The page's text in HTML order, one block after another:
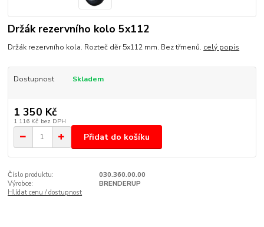
Držák rezervního kolo 5x112
Držák rezervního kola. Rozteč děr 5x112 mm. Bez třmenů. celý popis
Dostupnost Skladem
1 350 Kč
1 116 Kč bez DPH
Přidat do košíku
Číslo produktu:
030.360.00.00
Výrobce:
BRENDERUP
Hlídat cenu / dostupnost